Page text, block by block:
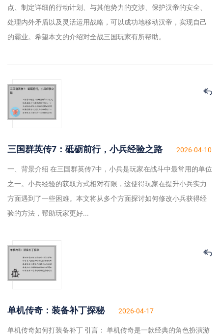
点、制定详细的行动计划、与其他势力的交涉、保护汉帝的安全、
处理内外矛盾以及灵活运用战略，可以成功地移动汉帝，实现自己
的霸业。希望本文的介绍对全战三国玩家有所帮助。
三国群英传7：砥砺前行，小兵经验之路 2026-04-10
一、背景介绍 在三国群英传7中，小兵是玩家在战斗中最常用的单位
之一。小兵经验的获取方式相对有限，这使得玩家在提升小兵实力
方面遇到了一些困难。本文将从多个方面探讨如何修改小兵获得经
验的方法，帮助玩家更好...
单机传奇：装备补丁探秘 2026-04-17
单机传奇如何打装备补丁 引言： 单机传奇是一款经典的角色扮演游